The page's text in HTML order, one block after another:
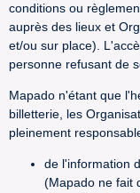
conditions ou
auprès des lieux et
et/ou sur place).
personne refusant de
Mapado n'étant que
billetterie, les
pleinement
de l'information
(Mapado ne fait